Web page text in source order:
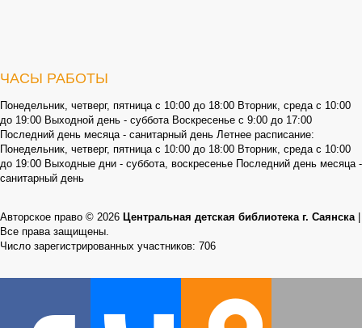
ЧАСЫ РАБОТЫ
Понедельник, четверг, пятница с 10:00 до 18:00 Вторник, среда с 10:00
до 19:00 Выходной день - суббота Воскресенье с 9:00 до 17:00
Последний день месяца - санитарный день Летнее расписание:
Понедельник, четверг, пятница с 10:00 до 18:00 Вторник, среда с 10:00
до 19:00 Выходные дни - суббота, воскресенье Последний день месяца -
санитарный день
Авторское право © 2026 Центральная детская библиотека г. Саянска
Все права защищены.
Число зарегистрированных участников: 706